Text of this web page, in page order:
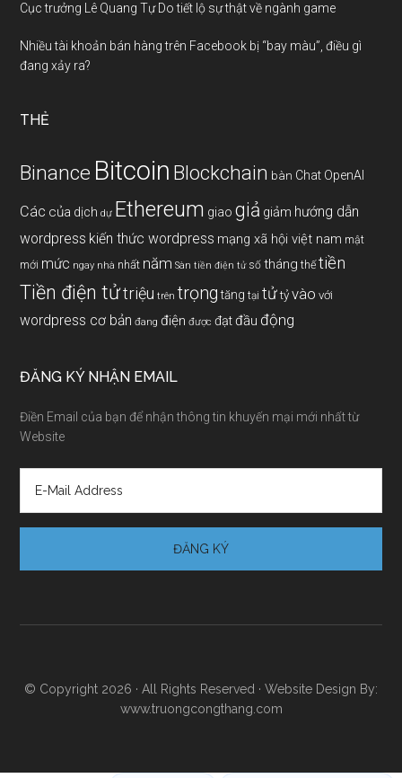
Cục trưởng Lê Quang Tự Do tiết lộ sự thật về ngành game
Nhiều tài khoản bán hàng trên Facebook bị “bay màu”, điều gì
đang xảy ra?
THẺ
Binance Bitcoin Blockchain bàn Chat OpenAI
Các của dịch dự Ethereum giao giả giảm hướng dẫn
wordpress kiến thức wordpress mạng xã hội việt nam mật
mới mức ngay nhà nhất năm Sàn tiền điện tử số tháng thế tiền
Tiền điện tửtriệu trên trọng tăng tại tử tỷ vào với
wordpress cơ bản đang điện được đạtđầu động
ĐĂNG KÝ NHẬN EMAIL
Điền Email của bạn để nhận thông tin khuyến mại mới nhất từ
Website
© Copyright 2026 · All Rights Reserved · Website Design By:
www.truongcongthang.com